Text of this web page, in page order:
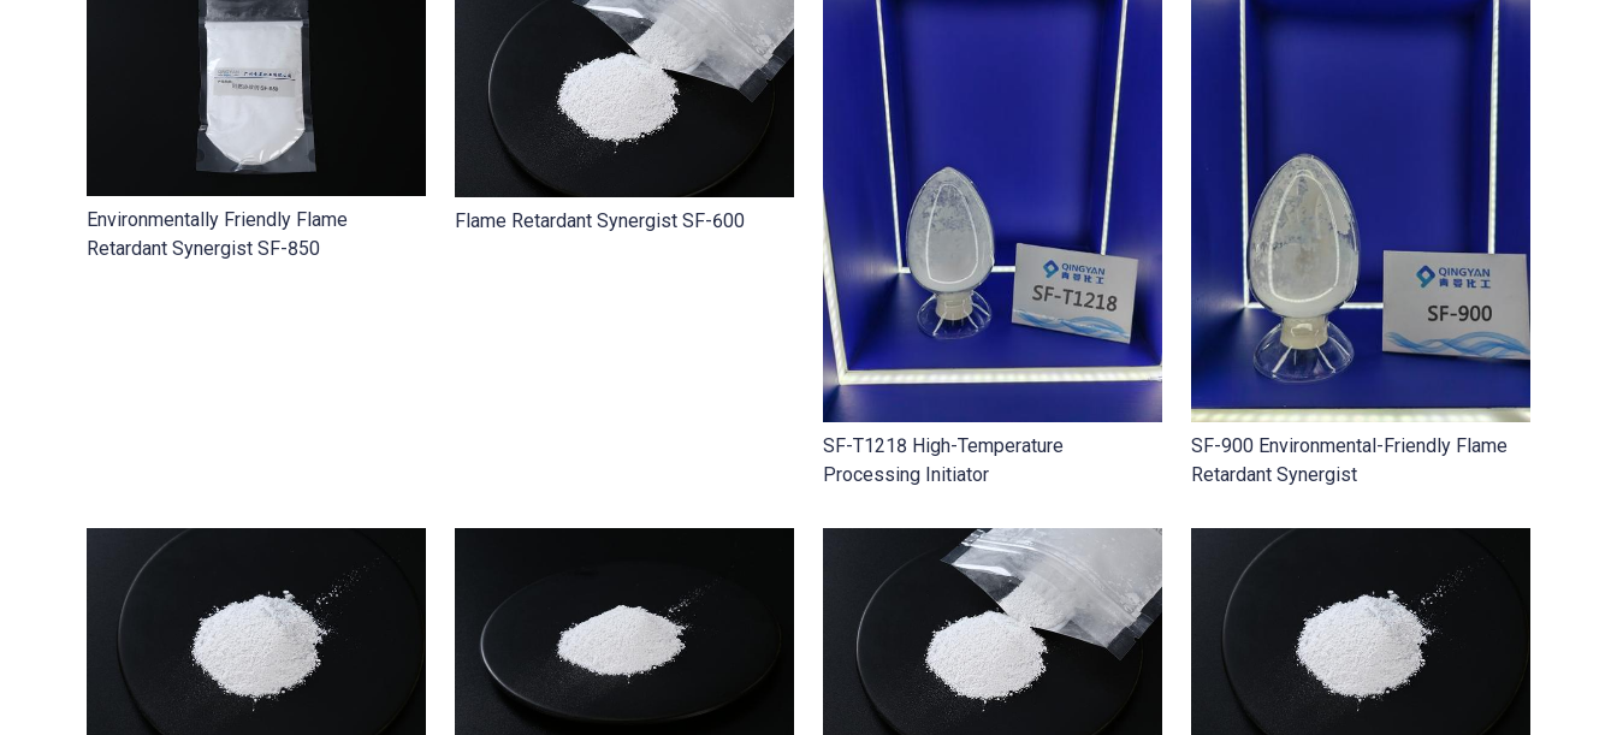
Environmentally Friendly Flame
Retardant Synergist SF-850
Flame Retardant Synergist SF-600
SF-T1218 High-Temperature
Processing Initiator
SF-900 Environmental-Friendly Flame
Retardant Synergist